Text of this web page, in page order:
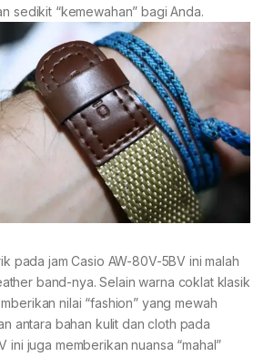
sedikit “kemewahan” bagi Anda.
pada jam Casio AW-80V-5BV ini malah
band-nya. Selain warna coklat klasik
nilai “fashion” yang mewah
antara bahan kulit dan cloth pada
ini juga memberikan nuansa “mahal”